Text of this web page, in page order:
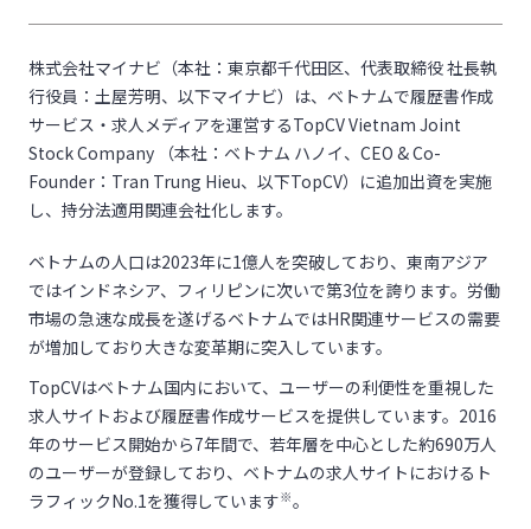
株式会社マイナビ（本社：東京都千代田区、代表取締役 社長執
行役員：土屋芳明、以下マイナビ）は、ベトナムで履歴書作成
サービス・求人メディアを運営するTopCV Vietnam Joint
Stock Company （本社：ベトナム ハノイ、CEO & Co-
Founder：Tran Trung Hieu、以下TopCV）に追加出資を実施
し、持分法適用関連会社化します。
ベトナムの人口は2023年に1億人を突破しており、東南アジア
ではインドネシア、フィリピンに次いで第3位を誇ります。労働
市場の急速な成長を遂げるベトナムではHR関連サービスの需要
が増加しており大きな変革期に突入しています。
TopCVはベトナム国内において、ユーザーの利便性を重視した
求人サイトおよび履歴書作成サービスを提供しています。2016
年のサービス開始から7年間で、若年層を中心とした約690万人
のユーザーが登録しており、ベトナムの求人サイトにおけるト
ラフィックNo.1を獲得しています※。